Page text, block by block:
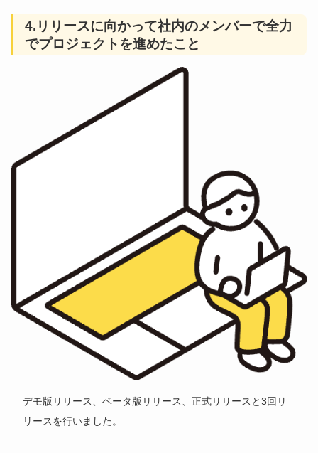
4. リリースに向かって社内のメンバーで全力
でプロジェクトを進めたこと
デモ版リリース、ベータ版リリース、正式リリースと3回リ
リースを行いました。